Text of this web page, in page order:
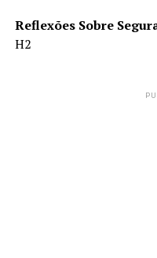
Reflexões Sobre
H2